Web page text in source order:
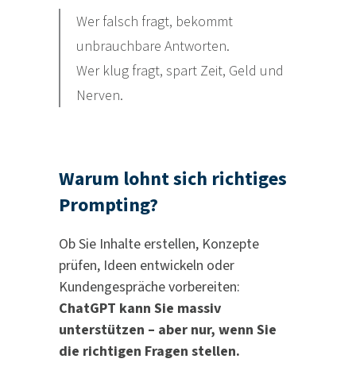
Wer falsch fragt, bekommt
unbrauchbare Antworten.
Wer klug fragt, spart Zeit, Geld und
Nerven.
Warum lohnt sich richtiges
Prompting?
Ob Sie Inhalte erstellen, Konzepte
prüfen, Ideen entwickeln oder
Kundengespräche vorbereiten:
ChatGPT kann Sie massiv
unterstützen – aber nur, wenn Sie
die richtigen Fragen stellen.